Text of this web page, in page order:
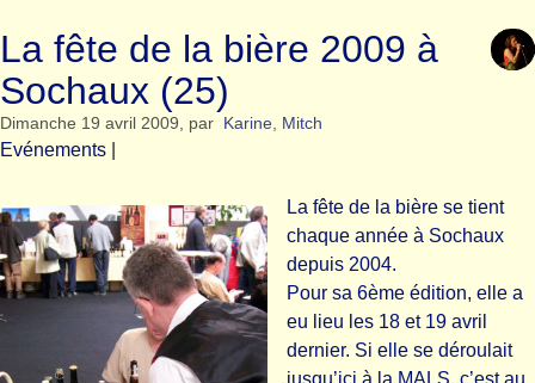
La fête de la bière 2009 à
Sochaux (25)
Dimanche 19 avril 2009, par Karine, Mitch
Evénements
La fête de la bière se tient
chaque année à Sochaux
depuis 2004.
Pour sa 6ème édition, elle a
eu lieu les 18 et 19 avril
dernier. Si elle se déroulait
jusqu’ici à la MALS, c’est au